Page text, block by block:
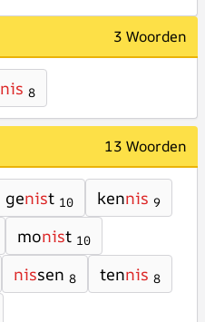
3 Woorden
nis 8
13 Woorden
genist 10 kennis 9
monist 10
nissen 8 tennis 8